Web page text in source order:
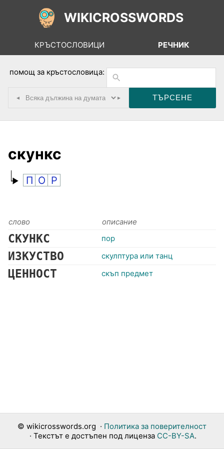
WIKICROSSWORDS
КРЪСТОСЛОВИЦИ РЕЧНИК
помощ за кръстословица:
◂ ▸
скункс
П О Р
слово описание
СКУНКС пор
ИЗКУСТВО скулптура или танц
ЦЕННОСТ скъп предмет
© wikicrosswords.org · Политика за поверителност
· Текстът е достъпен под лиценза CC-BY-SA.